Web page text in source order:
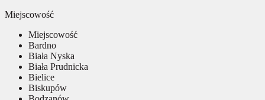
Miejscowość
Miejscowość
Bardno
Biała Nyska
Biała Prudnicka
Bielice
Biskupów